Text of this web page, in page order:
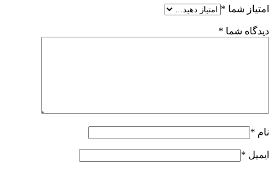
امتیاز شما *
دیدگاه شما *
نام *
ایمیل *